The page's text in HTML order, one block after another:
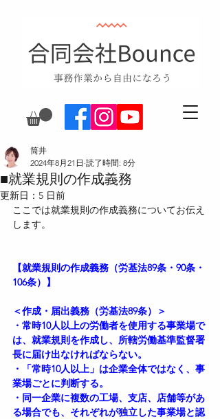
■就業規則の作成義務
筒井
2024年8月21日 読了時間: 8分
更新日： 5 日前
ここでは就業規則の作成義務についてお伝え
します。
【就業規則の作成義務（労基法89条・90条・
106条）】
＜作成・届出義務（労基法89条）＞
・常時10人以上の労働者を使用する事業場で
は、就業規則を作成し、所轄労働基準監督署
長に届け出なければならない。
・「常時10人以上」は企業全体ではなく、事
業場ごとに判断する。
・同一企業に複数の工場、支店、店舗等があ
る場合でも、それぞれが独立した事業場と認